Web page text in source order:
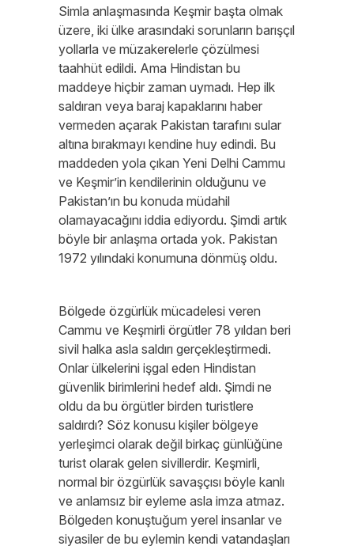
Simla anlaşmasında Keşmir başta olmak
üzere, iki ülke arasındaki sorunların barışçıl
yollarla ve müzakerelerle çözülmesi
taahhüt edildi. Ama Hindistan bu
maddeye hiçbir zaman uymadı. Hep ilk
saldıran veya baraj kapaklarını haber
vermeden açarak Pakistan tarafını sular
altına bırakmayı kendine huy edindi. Bu
maddeden yola çıkan Yeni Delhi Cammu
ve Keşmir’in kendilerinin olduğunu ve
Pakistan’ın bu konuda müdahil
olamayacağını iddia ediyordu. Şimdi artık
böyle bir anlaşma ortada yok. Pakistan
1972 yılındaki konumuna dönmüş oldu.
Bölgede özgürlük mücadelesi veren
Cammu ve Keşmirli örgütler 78 yıldan beri
sivil halka asla saldırı gerçekleştirmedi.
Onlar ülkelerini işgal eden Hindistan
güvenlik birimlerini hedef aldı. Şimdi ne
oldu da bu örgütler birden turistlere
saldırdı? Söz konusu kişiler bölgeye
yerleşimci olarak değil birkaç günlüğüne
turist olarak gelen sivillerdir. Keşmirli,
normal bir özgürlük savaşçısı böyle kanlı
ve anlamsız bir eyleme asla imza atmaz.
Bölgeden konuştuğum yerel insanlar ve
siyasiler de bu eylemin kendi vatandaşları